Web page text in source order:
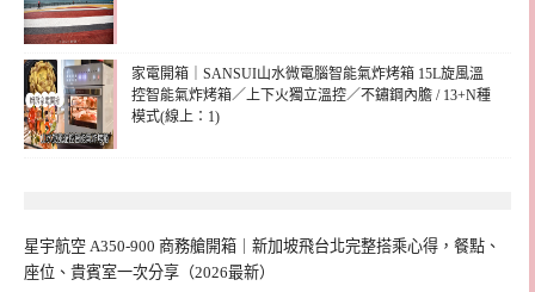
家電開箱｜SANSUI山水微電腦智能氣炸烤箱 15L旋風溫
控智能氣炸烤箱／上下火獨立溫控／不鏽鋼內膽 / 13+N種
模式(線上：1)
星宇航空 A350-900 商務艙開箱｜新加坡飛台北完整搭乘心得，餐點、
座位、貴賓室一次分享（2026最新）